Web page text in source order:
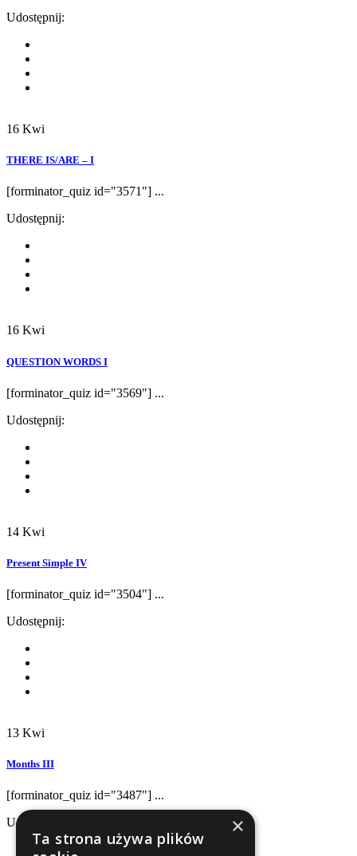
Udostępnij:
16 Kwi
THERE IS/ARE – I
[forminator_quiz id="3571"] ...
Udostępnij:
16 Kwi
QUESTION WORDS I
[forminator_quiz id="3569"] ...
Udostępnij:
14 Kwi
Present Simple IV
[forminator_quiz id="3504"] ...
Udostępnij:
13 Kwi
Months III
[forminator_quiz id="3487"] ...
Udostępnij:
×
Ta strona używa plików